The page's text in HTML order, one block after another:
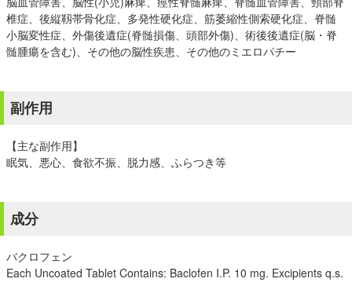
椎症、後縦靱帯骨化症、多発性硬化症、筋萎縮性側索硬化症、脊髄
小脳変性症、外傷後遺症(脊髄損傷、頭部外傷)、術後後遺症(脳・脊
髄腫瘍を含む)、その他の脳性疾患、その他のミエロパチー
副作用
【主な副作用】
眠気、悪心、食欲不振、脱力感、ふらつき等
成分
バクロフェン
Each Uncoated Tablet Contains: Baclofen I.P. 10 mg. Excipients q.s.